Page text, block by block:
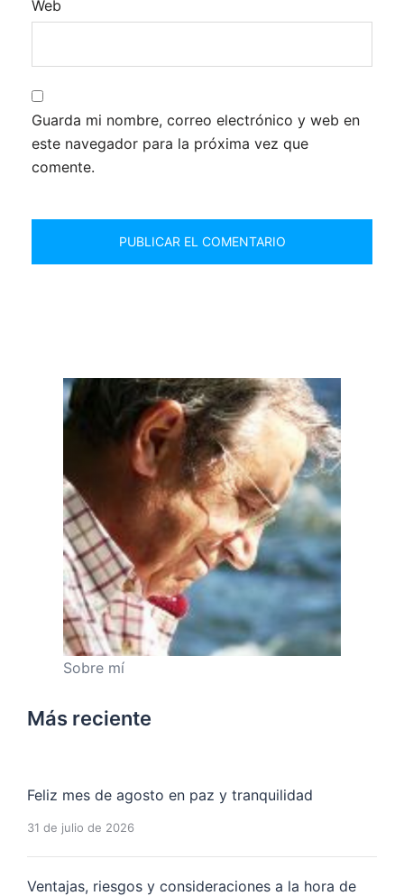
Web
Guarda mi nombre, correo electrónico y web en
este navegador para la próxima vez que
comente.
Sobre mí
Más reciente
Feliz mes de agosto en paz y tranquilidad
31 de julio de 2026
Ventajas, riesgos y consideraciones a la hora de